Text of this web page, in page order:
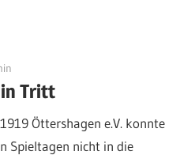
Tritt
Öttershagen e.V. konnte
Spieltagen nicht in die